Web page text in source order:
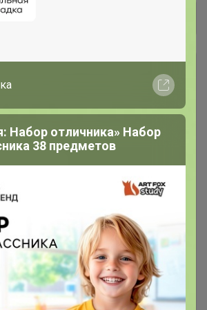
ЗЕРНАХ ***
передача ### 1
7
фунчоза
оливковое,
фритюрное
сухари, 7
Набор отличника» Набор
38 предметов